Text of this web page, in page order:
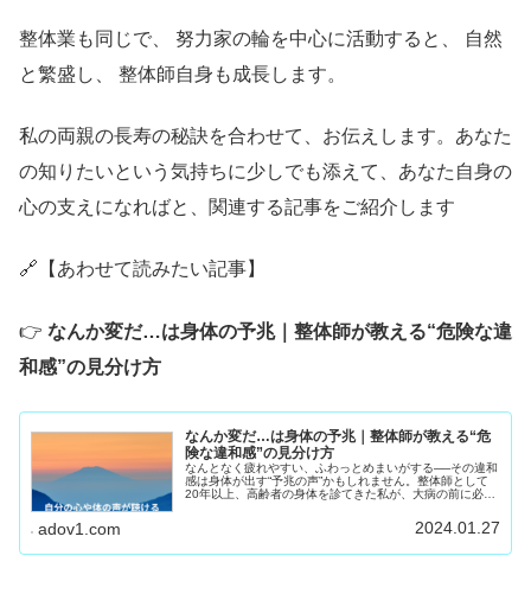
整体業も同じで、 努力家の輪を中心に活動すると、 自然
と繁盛し、 整体師自身も成長します。
私の両親の長寿の秘訣を合わせて、お伝えします。あなた
の知りたいという気持ちに少しでも添えて、あなた自身の
心の支えになればと、関連する記事をご紹介します
🔗【あわせて読みたい記事】
👉 なんか変だ…は身体の予兆｜整体師が教える“危険な違
和感”の見分け方
なんか変だ…は身体の予兆｜整体師が教える“危
険な違和感”の見分け方
なんとなく疲れやすい、ふわっとめまいがする──その違和
感は身体が出す“予兆の声”かもしれません。整体師として
20年以上、高齢者の身体を診てきた私が、大病の前に必ず
adov1.com 2024.01.27